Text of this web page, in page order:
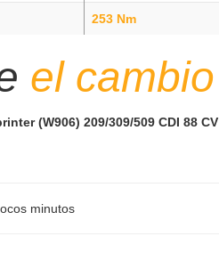
253 Nm
el cambio
(W906) 209/309/509 CDI 88 CV
minutos